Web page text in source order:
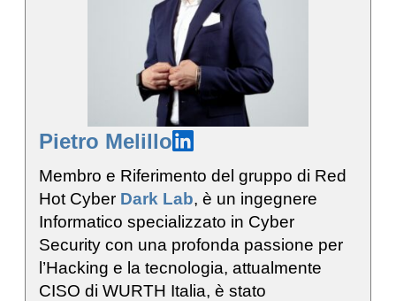
Pietro Melillo
Membro e Riferimento del gruppo di Red
Hot Cyber Dark Lab, è un ingegnere
Informatico specializzato in Cyber
Security con una profonda passione per
l’Hacking e la tecnologia, attualmente
CISO di WURTH Italia, è stato